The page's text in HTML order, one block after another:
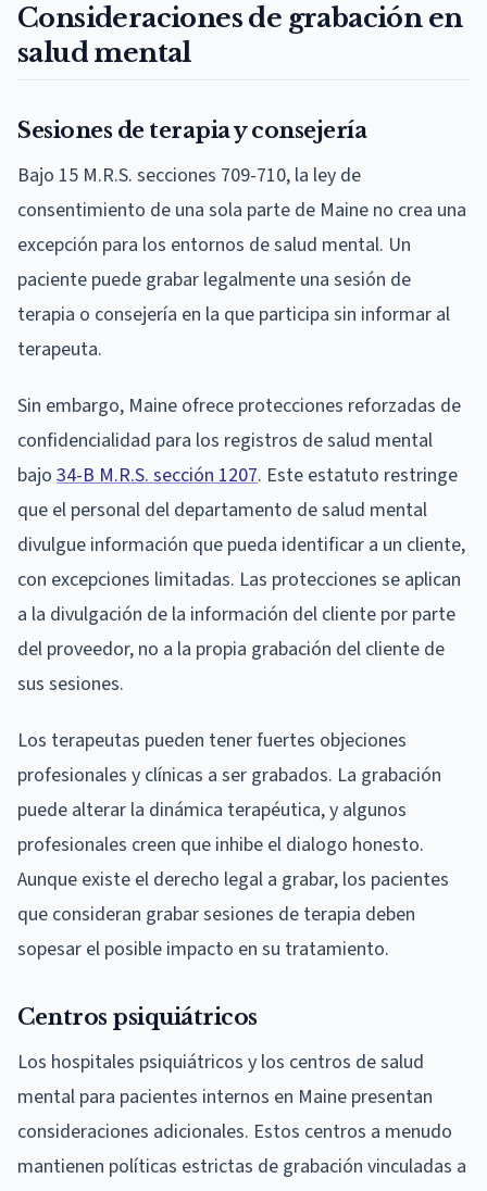
Consideraciones de grabación en
salud mental
Sesiones de terapia y consejería
Bajo 15 M.R.S. secciones 709-710, la ley de
consentimiento de una sola parte de Maine no crea una
excepción para los entornos de salud mental. Un
paciente puede grabar legalmente una sesión de
terapia o consejería en la que participa sin informar al
terapeuta.
Sin embargo, Maine ofrece protecciones reforzadas de
confidencialidad para los registros de salud mental
bajo 34-B M.R.S. sección 1207. Este estatuto restringe
que el personal del departamento de salud mental
divulgue información que pueda identificar a un cliente,
con excepciones limitadas. Las protecciones se aplican
a la divulgación de la información del cliente por parte
del proveedor, no a la propia grabación del cliente de
sus sesiones.
Los terapeutas pueden tener fuertes objeciones
profesionales y clínicas a ser grabados. La grabación
puede alterar la dinámica terapéutica, y algunos
profesionales creen que inhibe el dialogo honesto.
Aunque existe el derecho legal a grabar, los pacientes
que consideran grabar sesiones de terapia deben
sopesar el posible impacto en su tratamiento.
Centros psiquiátricos
Los hospitales psiquiátricos y los centros de salud
mental para pacientes internos en Maine presentan
consideraciones adicionales. Estos centros a menudo
mantienen políticas estrictas de grabación vinculadas a